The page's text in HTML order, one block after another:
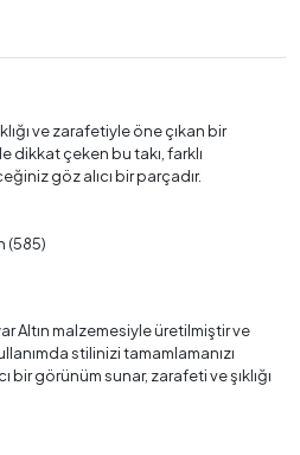
ve zarafetiyle öne çıkan bir
dikkat çeken bu takı, farklı
göz alıcı bir parçadır.
(585)
Altın malzemesiyle üretilmiştir ve
stilinizi tamamlamanızı
bir görünüm sunar, zarafeti ve şıklığı